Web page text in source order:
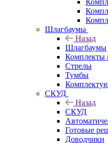
Шлагбаумы
Назад
Шлагбаумы
Комплекты
Стрелы
Тумбы
СКУД
Назад
СКУД
Готовые
Доводчики